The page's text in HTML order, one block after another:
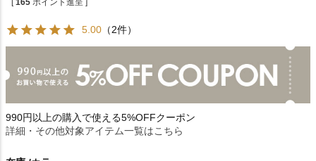
5.00 （2件）
990円以上の購入で使える5%OFFクーポン
詳細・その他対象アイテム一覧はこちら